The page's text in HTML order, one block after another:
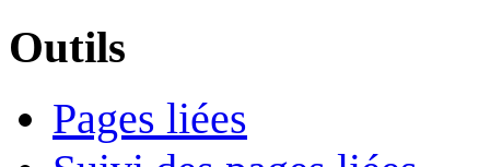
Outils
Pages liées